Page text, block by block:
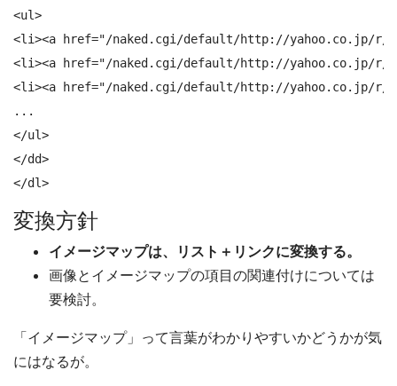
<ul>
<li><a href="/naked.cgi/default/http://yahoo.co.jp/
<li><a href="/naked.cgi/default/http://yahoo.co.jp/r/
<li><a href="/naked.cgi/default/http://yahoo.co.jp/r/
...
</ul>
</dd>
</dl>
変換方針
イメージマップは、リスト＋リンクに変換する。
画像とイメージマップの項目の関連付けについては
要検討。
「イメージマップ」って言葉がわかりやすいかどうかが気
にはなるが。